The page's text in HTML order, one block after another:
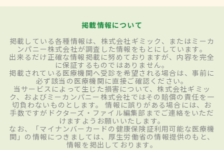
掲載情報について
掲載している各種情報は、株式会社ギミック、またはミーカ
ンパニー株式会社が調査した情報をもとにしています。
出来るだけ正確な情報掲載に努めておりますが、内容を完全
に保証するものではありません。
掲載されている医療機関へ受診を希望される場合は、事前に
必ず該当の医療機関に直接ご確認ください。
当サービスによって生じた損害について、株式会社ギミッ
ク、およびミーカンパニー株式会社ではその賠償の責任を一
切負わないものとします。 情報に誤りがある場合には、お
手数ですがドクターズ・ファイル編集部までご連絡をいただ
けますようお願いいたします。
なお、「マイナンバーカードの健康保険証利用可能な医療機
関」の情報につきましては、厚生労働省の情報提供のもと、
情報を掲出しております。